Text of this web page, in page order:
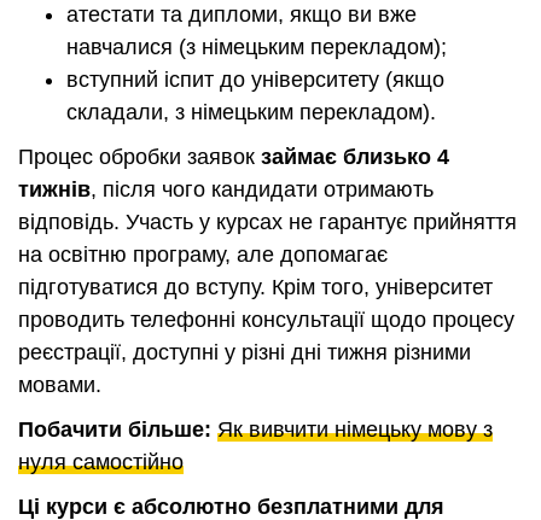
атестати та дипломи, якщо ви вже
навчалися (з німецьким перекладом);
вступний іспит до університету (якщо
складали, з німецьким перекладом).
Процес обробки заявок займає близько 4
тижнів, після чого кандидати отримають
відповідь. Участь у курсах не гарантує прийняття
на освітню програму, але допомагає
підготуватися до вступу. Крім того, університет
проводить телефонні консультації щодо процесу
реєстрації, доступні у різні дні тижня різними
мовами.
Побачити більше: Як вивчити німецьку мову з
нуля самостійно
Ці курси є абсолютно безплатними для